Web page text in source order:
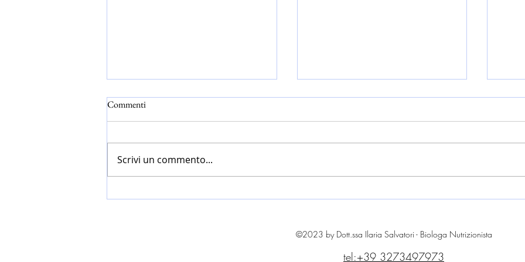
Commenti
Scrivi un commento...
©2023 by Dott.ssa Ilaria Salvatori - Biologa Nutrizionista
tel:+39 3273497973